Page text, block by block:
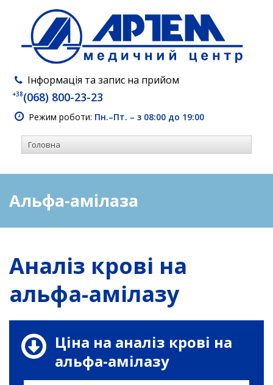
Інформація та запис на прийом
+38(068) 800-23-23
Режим роботи: Пн.–Пт. – з 08:00 до 19:00
Альфа-амілаза
Аналіз крові на
альфа-амілазу
Ціна на аналіз крові на
альфа-амілазу